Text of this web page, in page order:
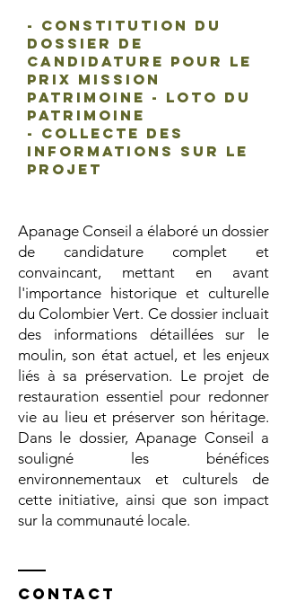
- Constitution du
dossier de
candidature pour le
prix Mission
Patrimoine - Loto du
patrimoine
- Collecte des
informations sur le
Projet
Apanage Conseil a élaboré un dossier
de candidature complet et
convaincant, mettant en avant
l'importance historique et culturelle
du Colombier Vert. Ce dossier incluait
des informations détaillées sur le
moulin, son état actuel, et les enjeux
liés à sa préservation. Le projet de
restauration essentiel pour redonner
vie au lieu et préserver son héritage.
Dans le dossier, Apanage Conseil a
souligné les bénéfices
environnementaux et culturels de
cette initiative, ainsi que son impact
sur la communauté locale.
Contact